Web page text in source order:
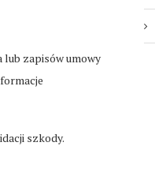
lub zapisów umowy
szkody.